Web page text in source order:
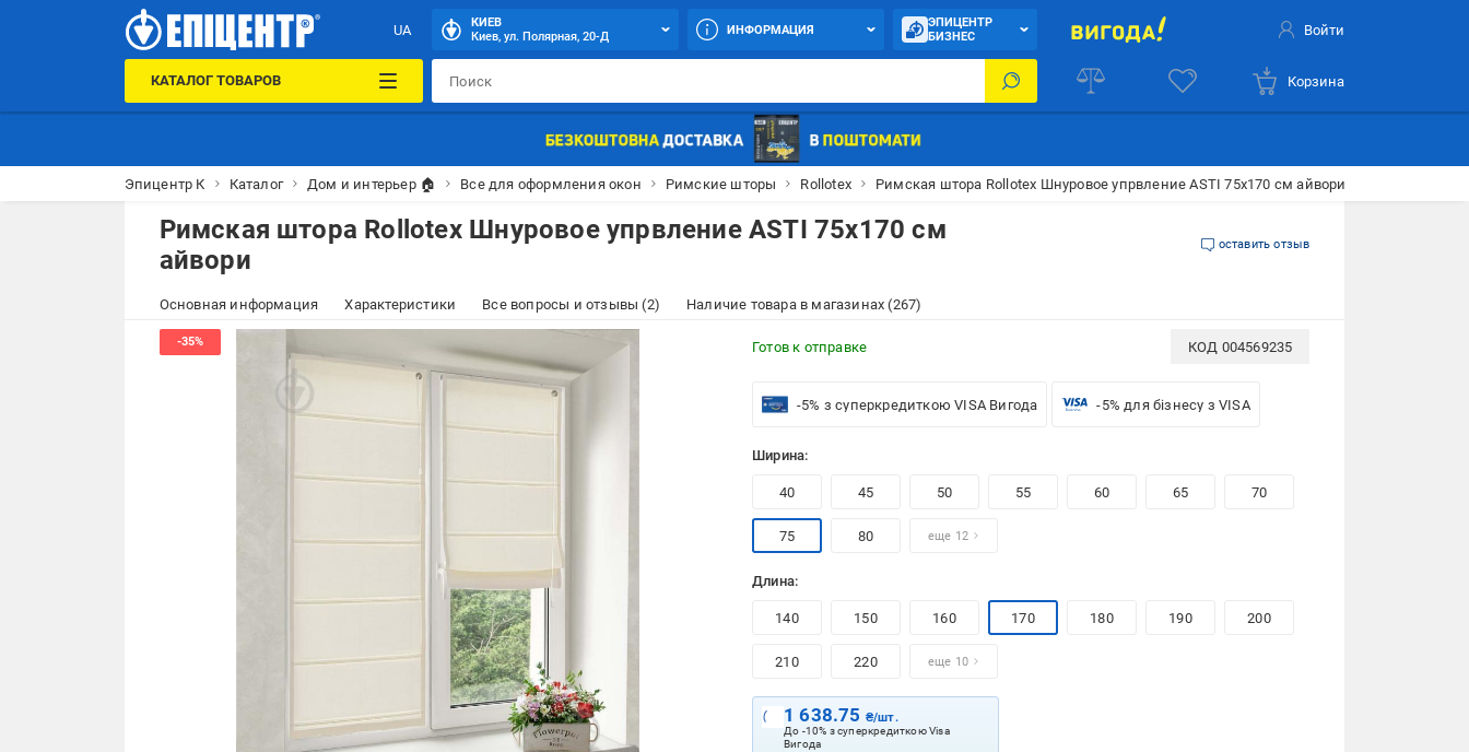
UA
КИЕВ
Киев, ул. Полярная, 20-Д
ИНФОРМАЦИЯ
ЭПИЦЕНТР
БИЗНЕС
Войти
КАТАЛОГ ТОВАРОВ Корзина
Эпицентр К Каталог Дом и интерьер 🏠 Все для оформления окон Римские шторы Rollotex Римская штора Rollotex Шнуровое упрвление ASTI 75x170 см айвори
Римская штора Rollotex Шнуровое упрвление ASTI 75x170 см
айвори
оставить отзыв
Основная информация Характеристики Все вопросы и отзывы (2) Наличие товара в магазинах (267)
Готов к отправке КОД 004569235
-5% з суперкредиткою VISA Вигода -5% для бізнесу з VISA
Ширина:
40 45 50 55 60 65 70
75 80 еще 12
Длина:
140 150 160 170 180 190 200
210 220 еще 10
1 638.75 ₴/шт.
До -10% з суперкредиткою Visa
Вигода